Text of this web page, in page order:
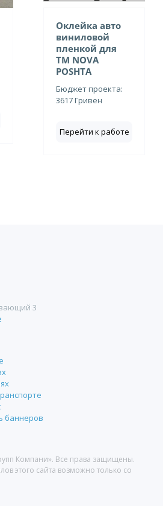
Оклейка авто
виниловой
пленкой для
ТМ NOVA
POSHTA
Бюджет проекта:
3617 Гривен
Перейти к работе
3
баннеров
Компани». Все права защищены.
этого сайта возможно только со